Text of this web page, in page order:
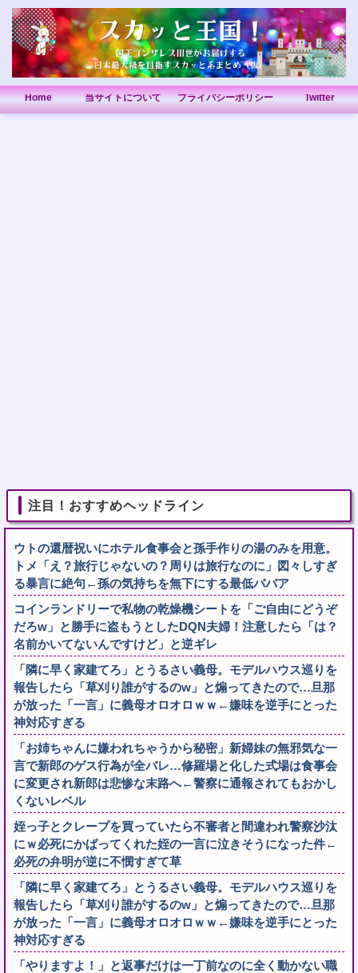
Home 当サイトについて プライバシーポリシー Twitter
注目！おすすめヘッドライン
ウトの還暦祝いにホテル食事会と孫手作りの湯のみを用意。
トメ「え？旅行じゃないの？周りは旅行なのに」図々しすぎ
る暴言に絶句←孫の気持ちを無下にする最低ババア
コインランドリーで私物の乾燥機シートを「ご自由にどうぞ
だろw」と勝手に盗もうとしたDQN夫婦！注意したら「は？
名前かいてないんですけど」と逆ギレ
「隣に早く家建てろ」とうるさい義母。モデルハウス巡りを
報告したら「草刈り誰がするのw」と煽ってきたので…旦那
が放った「一言」に義母オロオロｗｗ←嫌味を逆手にとった
神対応すぎる
「お姉ちゃんに嫌われちゃうから秘密」新婦妹の無邪気な一
言で新郎のゲス行為が全バレ…修羅場と化した式場は食事会
に変更され新郎は悲惨な末路へ←警察に通報されてもおかし
くないレベル
姪っ子とクレープを買っていたら不審者と間違われ警察沙汰
にｗ必死にかばってくれた姪の一言に泣きそうになった件←
必死の弁明が逆に不憫すぎて草
「隣に早く家建てろ」とうるさい義母。モデルハウス巡りを
報告したら「草刈り誰がするのw」と煽ってきたので…旦那
が放った「一言」に義母オロオロｗｗ←嫌味を逆手にとった
神対応すぎる
「やりますよ！」と返事だけは一丁前なのに全く動かない職